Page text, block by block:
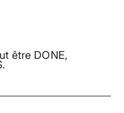
être DONE,